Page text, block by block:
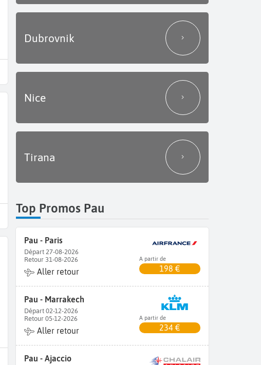
Dubrovnik
Nice
Tirana
Top Promos Pau
Pau - Paris
Départ 27-08-2026
Retour 31-08-2026
Aller retour
A partir de
198 €
Pau - Marrakech
Départ 02-12-2026
Retour 05-12-2026
Aller retour
A partir de
234 €
Pau - Ajaccio